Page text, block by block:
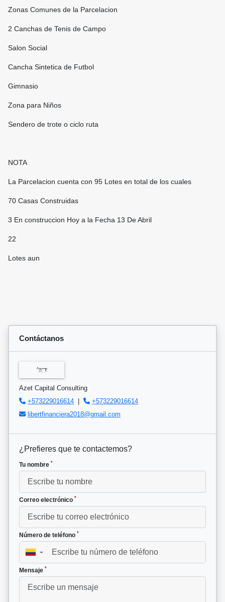
Zonas Comunes de la Parcelacion
2 Canchas de Tenis de Campo
Salon Social
Cancha Sintetica de Futbol
Gimnasio
Zona para Niños
Sendero de trote o ciclo ruta
NOTA
La Parcelacion cuenta con 95 Lotes en total de los cuales
70 Casas Construidas
3 En construccion Hoy a la Fecha 13 De Abril
22
Lotes aun
Contáctanos
Azet Capital Consulting
+573229016614 |
+573229016614
libertfinanciera2018@gmail.com
¿Prefieres que te contactemos?
Tu nombre *
Correo electrónico *
Número de teléfono *
▼
Mensaje *